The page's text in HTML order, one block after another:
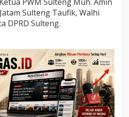
Sulteng Taufik, Walhi
DPRD Sulteng.